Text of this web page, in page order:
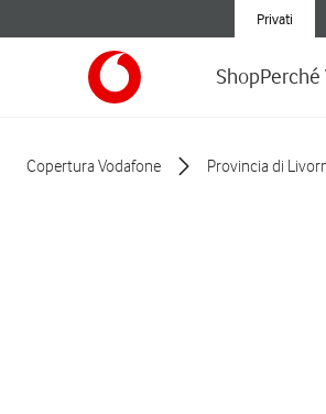
Privati
ShopPerché
Copertura Vodafone Provincia di